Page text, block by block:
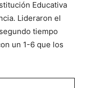
Educativa
Lideraron el
tiempo
un 1-6 que los